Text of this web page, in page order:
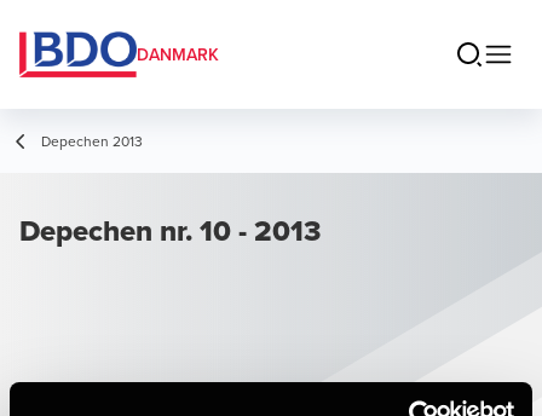
DANMARK
Depechen 2013
Depechen nr. 10 - 2013